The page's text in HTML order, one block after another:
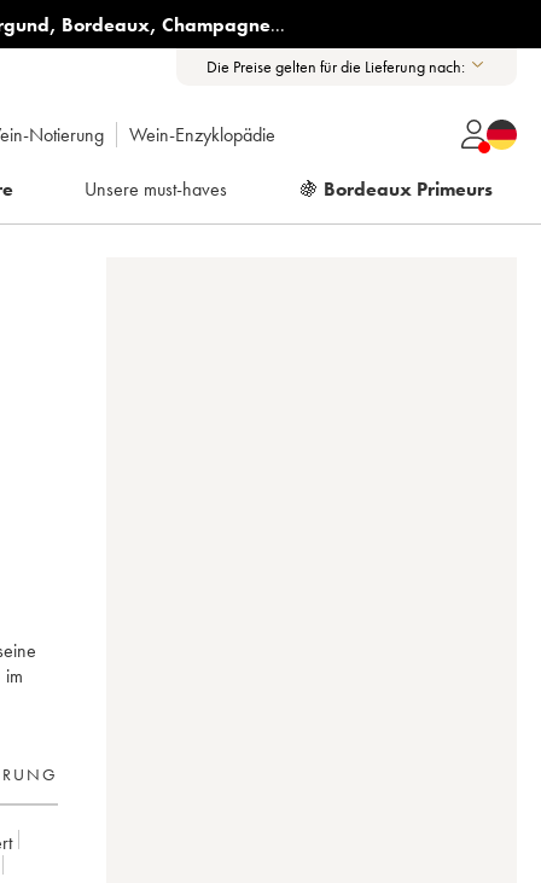
, Bordeaux, Champagne...
Die Preise gelten für die Lieferung nach:
Notierung Wein-Enzyklopädie
Unsere must-haves 🍇 Bordeaux Primeurs